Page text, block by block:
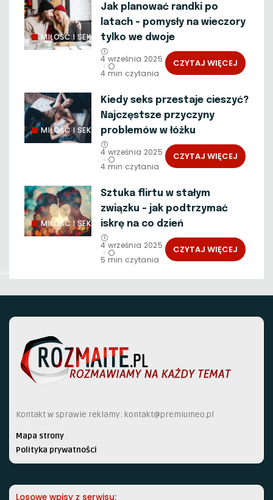
MIŁOŚĆ I SEKS
Jak planować randki po
latach – pomysły na wieczory
tylko we dwoje
4 września 2025
4 min czytania
CZYTAJ WIĘCEJ
MIŁOŚĆ I SEKS
Kiedy seks przestaje cieszyć?
Najczęstsze przyczyny
problemów w łóżku
4 września 2025
4 min czytania
CZYTAJ WIĘCEJ
MIŁOŚĆ I SEKS
Sztuka flirtu w stałym
związku – jak podtrzymać
iskrę na co dzień
4 września 2025
5 min czytania
CZYTAJ WIĘCEJ
Kontakt w sprawie reklamy: kontakt@premiumeo.pl
Mapa strony
Polityka prywatności
Losowe wpisy z serwisu: